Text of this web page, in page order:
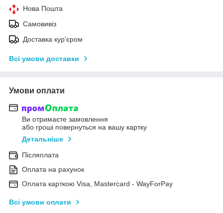
Нова Пошта
Самовивіз
Доставка кур'єром
Всі умови доставки
Умови оплати
Ви отримаєте замовлення
або гроші повернуться на вашу картку
Детальніше
Післяплата
Оплата на рахунок
Оплата карткою Visa, Mastercard - WayForPay
Всі умови оплати